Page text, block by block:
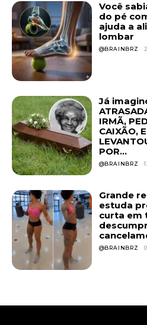
Você
do pé
ajuda a
lombar
@BRAINBRZ
Já
IRMÃ,
CAIXÃO, E
POR...
@BRAINBRZ
Grande
estuda
curta em
@BRAINBRZ